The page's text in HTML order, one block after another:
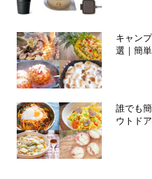
キャン
選｜簡
誰でも
ウトド